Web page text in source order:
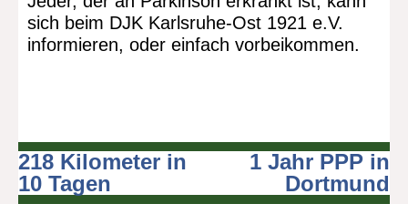
sich beim DJK Karlsruhe-Ost 1921 e.V.
informieren, oder einfach vorbeikommen.
Beitragsnavigation
218 Kilometer in
10 Tagen
1 Jahr PPP in
Dortmund